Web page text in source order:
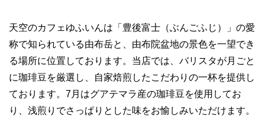
天空のカフェゆふいんは「豊後富士（ぶんごふじ）」の愛
称で知られている由布岳と、由布院盆地の景色を一望でき
る場所に位置しております。当店では、バリスタが月ごと
に珈琲豆を厳選し、自家焙煎したこだわりの一杯を提供し
ております。7月はグアテマラ産の珈琲豆を使用してお
り、浅煎りでさっぱりとした味をお愉しみいただけます。